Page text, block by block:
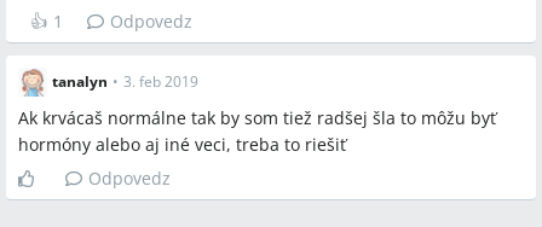
👍 1 Odpovedz
tanalyn • 3. feb 2019
Ak krvácaš normálne tak by som tiež radšej šla to môžu byť
hormóny alebo aj iné veci, treba to riešiť
Odpovedz